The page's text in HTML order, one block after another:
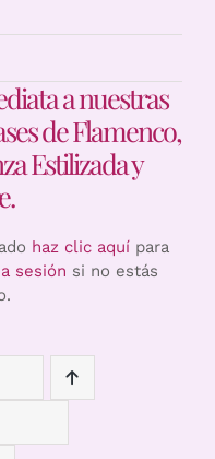
a nuestras
de Flamenco,
Estilizada y
haz clic aquípara
sesión si no estás